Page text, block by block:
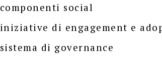
componenti social
iniziative di engagement e
sistema di governance